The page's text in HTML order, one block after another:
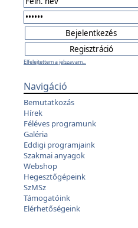
Elfelejtettem a jelszavam...
Navigáció
Bemutatkozás
Hírek
Féléves programunk
Galéria
Eddigi programjaink
Szakmai anyagok
Webshop
Hegesztőgépeink
SzMSz
Támogatóink
Elérhetőségeink